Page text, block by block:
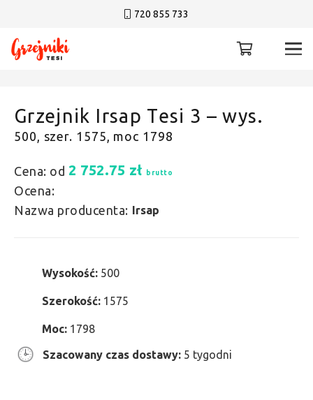
720 855 733
Grzejnik Irsap Tesi 3 – wys.
500, szer. 1575, moc 1798
Cena: od 2 752.75 zł brutto
Ocena:
Nazwa producenta: Irsap
Wysokość: 500
Szerokość: 1575
Moc: 1798
Szacowany czas dostawy: 5 tygodni